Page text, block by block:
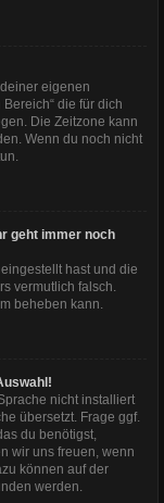
eigenen
die für dich
Die Zeitzone kann
Wenn du noch nicht
geht immer noch
hast und die
vermutlich falsch.
beheben kann.
nicht installiert
übersetzt. Frage ggf.
du benötigst,
wir uns freuen, wenn
können auf der
werden.